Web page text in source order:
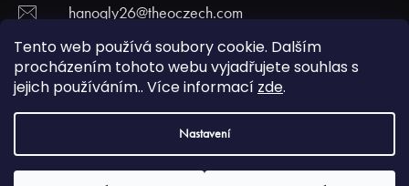
Tento web používá soubory cookie. Dalším
procházením tohoto webu vyjadřujete souhlas s
jejich používáním.. Více informací zde.
Nastavení
hanogly26@theoczech.com
+420 774 395 836
webotvurci